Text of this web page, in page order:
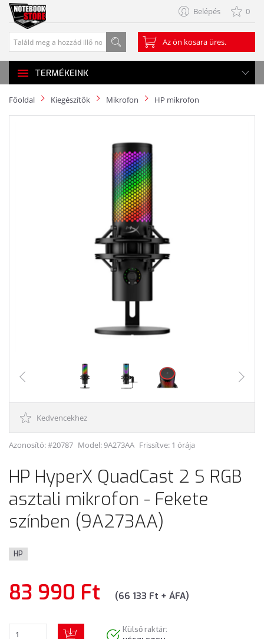
Belépés 0
Az ön kosara üres.
TERMÉKEINK
Főoldal Kiegészítők Mikrofon HP mikrofon
Kedvencekhez
Azonosító: #20787 Model:9A273AA Frissítve: 1 órája
HP HyperX QuadCast 2 S RGB
asztali mikrofon - Fekete
színben (9A273AA)
HP
83 990 Ft (66 133 Ft + ÁFA)
Külső raktár: